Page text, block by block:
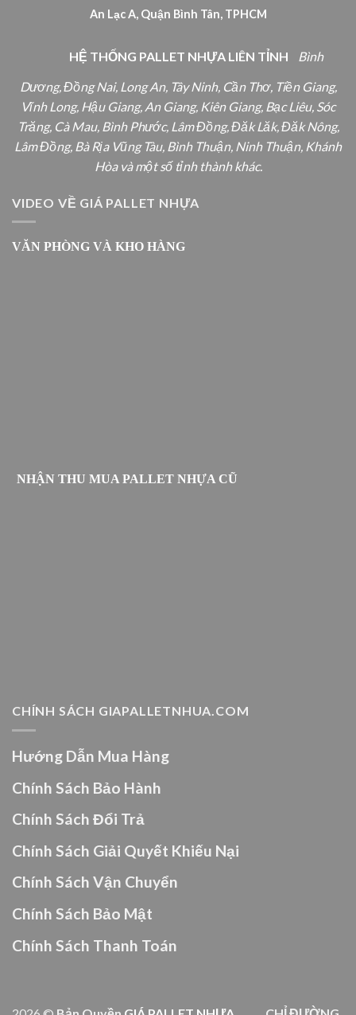
An Lạc A, Quận Bình Tân, TPHCM
HỆ THỐNG PALLET NHỰA LIÊN TỈNH Bình
Dương, Đồng Nai, Long An, Tây Ninh, Cần Thơ, Tiền Giang,
Vĩnh Long, Hậu Giang, An Giang, Kiên Giang, Bạc Liêu, Sóc
Trăng, Cà Mau, Bình Phước, Lâm Đồng, Đăk Lăk, Đăk Nông,
Lâm Đồng, Bà Rịa Vũng Tàu, Bình Thuận, Ninh Thuận, Khánh
Hòa và một số tỉnh thành khác.
VIDEO VỀ GIÁ PALLET NHỰA
VĂN PHÒNG VÀ KHO HÀNG
NHẬN THU MUA PALLET NHỰA CŨ
CHÍNH SÁCH GIAPALLETNHUA.COM
Hướng Dẫn Mua Hàng
Chính Sách Bảo Hành
Chính Sách Đổi Trả
Chính Sách Giải Quyết Khiếu Nại
Chính Sách Vận Chuyển
Chính Sách Bảo Mật
Chính Sách Thanh Toán